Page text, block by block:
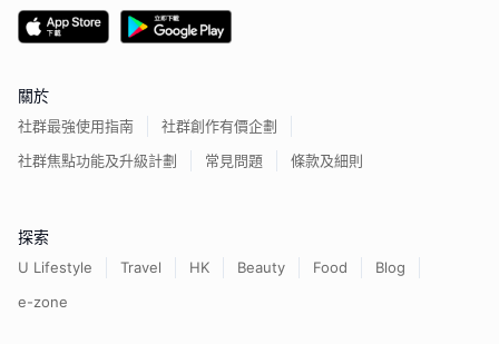
關於
社群最強使用指南
社群創作有價企劃
社群焦點功能及升級計劃
常見問題 條款及細則
探索
U Lifestyle Travel HK Beauty Food
Blog
e-zone